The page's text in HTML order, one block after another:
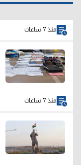
منذ 7 ساعات
منذ 7 ساعات